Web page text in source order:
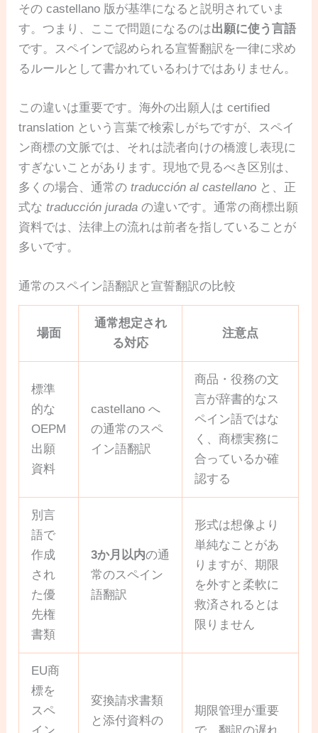
その castellano 版が基準になると説明されていま
す。つまり、ここで問題になるのは出願に使う言語
です。スペインで認められる宣誓翻訳を一律に求め
るルールとして書かれているわけではありません。
この違いは重要です。海外の出願人は certified
translation という言葉で検索しがちですが、スペイ
ン商標の文脈では、それは読者向けの橋渡し表現に
すぎないことがあります。現地で見るべき区別は、
多くの場合、通常のtraducción al castellano と、正
式なtraducción jurada の違いです。通常の商標出願
資料では、法律上の流れは前者を指していることが
多いです。
通常のスペイン語翻訳と宣誓翻訳の比較
場面
通常想定され
る対応
注意点
標準
的な
OEPM
出願
資料
castellano へ
の通常のスペ
イン語翻訳
商品・役務の文
言が辞書的なス
ペイン語ではな
く、商標実務に
合っているか確
認する
別言
語で
作成
され
た優
先権
書類
3か月以内の通
常のスペイン
語翻訳
形式は想像より
単純なことがあ
りますが、期限
を外すと柔軟に
救済されるとは
限りません
EU商
標を
スペ
変換請求書類
と添付資料の
期限管理が重要